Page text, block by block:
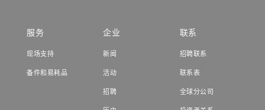
服务
现场支持
备件和易耗品
企业
新闻
活动
招聘
联系
招聘联系
联系表
全球分公司